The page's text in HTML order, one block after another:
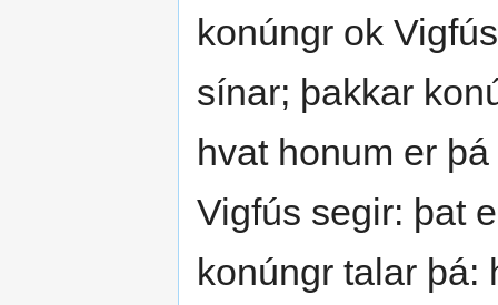
konúngr ok
sínar; þakkar
hvat honum er
Vigfús segir: þat
konúngr talar þá: